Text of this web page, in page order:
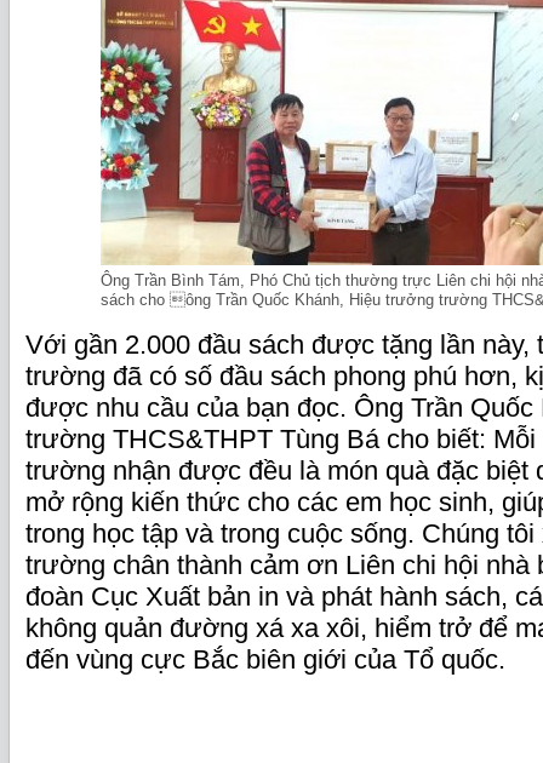
Ông Trần Bình Tám, Phó Chủ tịch thường trực Liên chi hội
sách cho ông Trần Quốc Khánh, Hiệu trưởng trường
Với gần 2.000 đầu sách được tặng lần này,
trường đã có số đầu sách phong phú hơn,
được nhu cầu của bạn đọc. Ông Trần
trường THCS&THPT Tùng Bá cho biết:
trường nhận được đều là món quà đặc biệt
mở rộng kiến thức cho các em học sinh,
trong học tập và trong cuộc sống. Chúng
trường chân thành cảm ơn Liên chi hội nhà
đoàn Cục Xuất bản in và phát hành sách,
không quản đường xá xa xôi, hiểm trở để
đến vùng cực Bắc biên giới của Tổ quốc.